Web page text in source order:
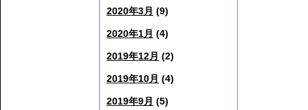
2020年3月 (9)
2020年1月 (4)
2019年12月 (2)
2019年10月 (4)
2019年9月 (5)